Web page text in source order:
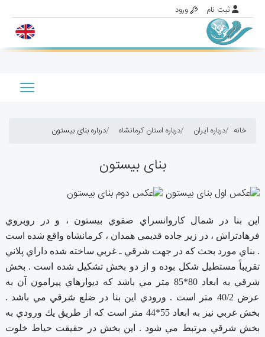
خانه درباره ایران درباره استان کرمانشاه درباره بنای بیستون
بنای بیستون
اين بنا در شمال كاروانسراي صفوي بيستون ، و در روبروي
فرهادتراش ، در زير جاده قديمي همدان ، كرمانشاه واقع شده است
. بناي مورد بحث كه در جهت شرقي ـ غربي ساخته شده داراي پلاني
تقريباً مستطيل شكل بوده و از دو بخش تشكيل شده است . بخش
شرقي به ابعاد 80*85 متر مي باشد كه ديوارهاي پيرامون آن به
عرض 40/2 متر است . ورودي اين بنا در ضلع شرقي مي باشد .
بخش غربي نيز به ابعاد 55*44 متر است كه از طريق يك ورودي به
بخش شرقي مرتبط مي شود . اين بخش در حقيقت حياط خلوت